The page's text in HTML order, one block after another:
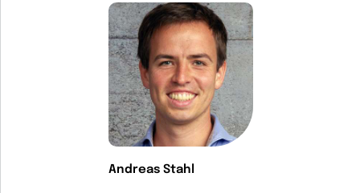
Andreas Stahl